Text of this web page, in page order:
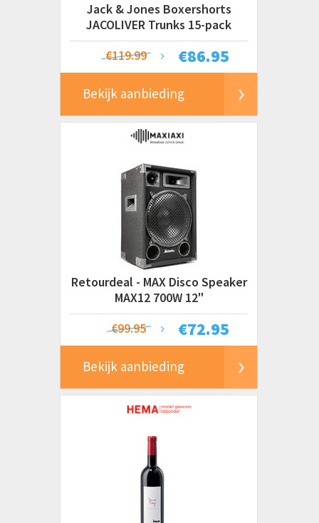
Jack & Jones Boxershorts
JACOLIVER Trunks 15-pack
Multicolor
€86.95
€119.99
Bekijk aanbieding
Retourdeal - MAX Disco Speaker
MAX12 700W 12"
€72.95
€99.95
Bekijk aanbieding